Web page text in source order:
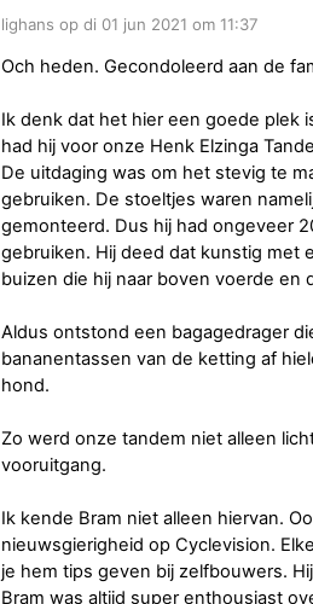
lighans op di 01 jun 2021 om 11:37
Och heden. Gecondoleerd aan de
Ik denk dat het hier een goede plek
had hij voor onze Henk Elzinga
De uitdaging was om het stevig te
gebruiken. De stoeltjes waren
gemonteerd. Dus hij had ongeveer
gebruiken. Hij deed dat kunstig met
buizen die hij naar boven voerde en
Aldus ontstond een bagagedrager
bananentassen van de ketting af
hond.
Zo werd onze tandem niet alleen
vooruitgang.
Ik kende Bram niet alleen hiervan.
nieuwsgierigheid op Cyclevision.
je hem tips geven bij zelfbouwers.
Bram was altijd super enthousiast